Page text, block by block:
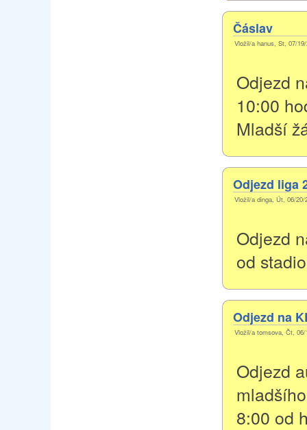
Čáslav
Vložil/a hanus, St, 07/
Odjezd
10:00
Mladší
Odjezd liga
Vložil/a dinga, Út, 06/20/
Odjezd
od
Odjezd na
Vložil/a tomsova, Čt, 06/
Odjezd
8:00 od